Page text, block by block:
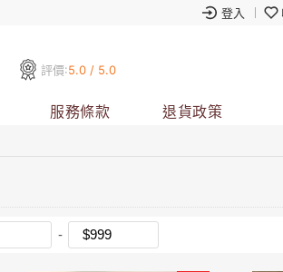
登入
評價:5.0 / 5.0
服務條款 退貨政策